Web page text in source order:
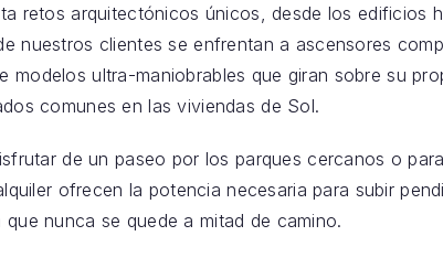
retos arquitectónicos únicos, desde los edificios
nuestros clientes se enfrentan a ascensores
modelos ultra-maniobrables que giran sobre su
comunes en las viviendas de Sol.
de un paseo por los parques cercanos o
ofrecen la potencia necesaria para subir
que nunca se quede a mitad de camino.